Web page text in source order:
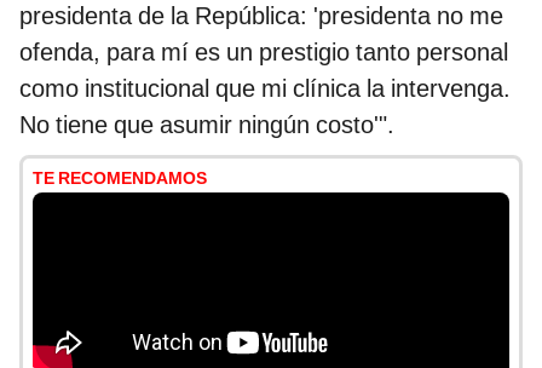
presidenta de la República: 'presidenta no me
ofenda, para mí es un prestigio tanto personal
como institucional que mi clínica la intervenga.
No tiene que asumir ningún costo'".
TE RECOMENDAMOS